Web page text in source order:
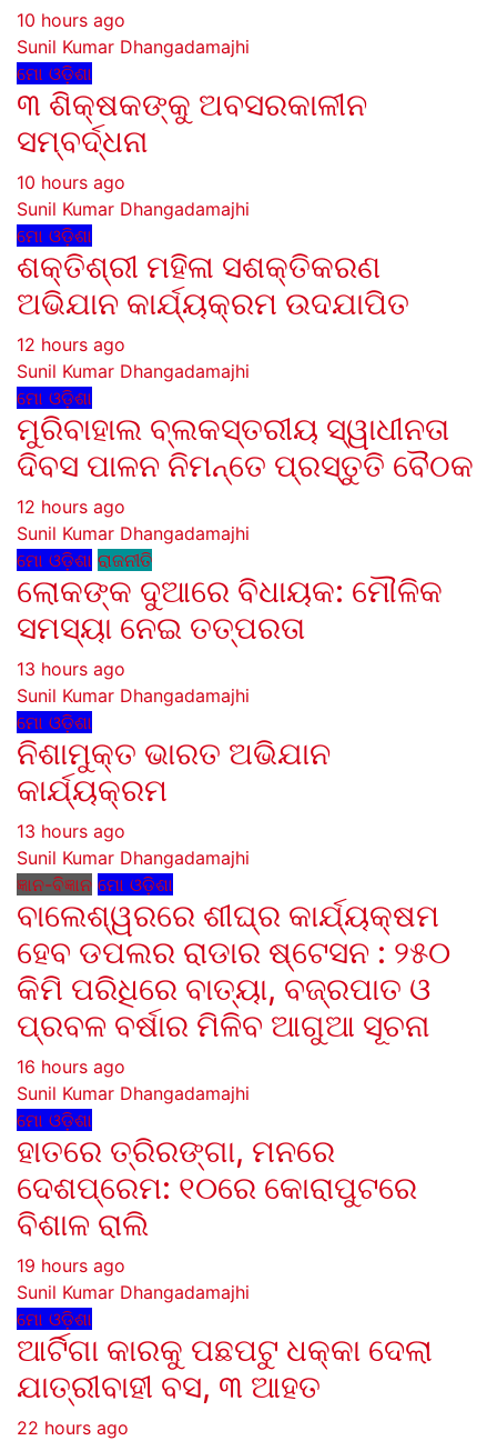
10 hours ago
Sunil Kumar Dhangadamajhi
ମୋ ଓଡ଼ିଶା
୩ ଶିକ୍ଷକଙ୍କୁ ଅବସରକାଳୀନ
ସମ୍ବର୍ଦ୍ଧନା
10 hours ago
Sunil Kumar Dhangadamajhi
ମୋ ଓଡ଼ିଶା
ଶକ୍ତିଶ୍ରୀ ମହିଳା ସଶକ୍ତିକରଣ
ଅଭିଯାନ କାର୍ଯ୍ୟକ୍ରମ ଉଦଯାପିତ
12 hours ago
Sunil Kumar Dhangadamajhi
ମୋ ଓଡ଼ିଶା
ମୁରିବାହାଲ ବ୍ଲକସ୍ତରୀୟ ସ୍ୱାଧୀନତା
ଦିବସ ପାଳନ ନିମନ୍ତେ ପ୍ରସ୍ତୁତି ବୈଠକ
12 hours ago
Sunil Kumar Dhangadamajhi
ମୋ ଓଡ଼ିଶା ରାଜନୀତି
ଲୋକଙ୍କ ଦୁଆରେ ବିଧାୟକ: ମୌଳିକ
ସମସ୍ୟା ନେଇ ତତ୍ପରତା
13 hours ago
Sunil Kumar Dhangadamajhi
ମୋ ଓଡ଼ିଶା
ନିଶାମୁକ୍ତ ଭାରତ ଅଭିଯାନ
କାର୍ଯ୍ୟକ୍ରମ
13 hours ago
Sunil Kumar Dhangadamajhi
ଜ୍ଞାନ-ବିଜ୍ଞାନ ମୋ ଓଡ଼ିଶା
ବାଲେଶ୍ୱରରେ ଶୀଘ୍ର କାର୍ଯ୍ୟକ୍ଷମ
ହେବ ଡପଲର ରାଡାର ଷ୍ଟେସନ : ୨୫୦
କିମି ପରିଧିରେ ବାତ୍ୟା, ବଜ୍ରପାତ ଓ
ପ୍ରବଳ ବର୍ଷାର ମିଳିବ ଆଗୁଆ ସୂଚନା
16 hours ago
Sunil Kumar Dhangadamajhi
ମୋ ଓଡ଼ିଶା
ହାତରେ ତ୍ରିରଙ୍ଗା, ମନରେ
ଦେଶପ୍ରେମ: ୧୦ରେ କୋରାପୁଟରେ
ବିଶାଳ ରାଲି
19 hours ago
Sunil Kumar Dhangadamajhi
ମୋ ଓଡ଼ିଶା
ଆର୍ଟିଗା କାରକୁ ପଛପଟୁ ଧକ୍କା ଦେଲା
ଯାତ୍ରୀବାହୀ ବସ, ୩ ଆହତ
22 hours ago